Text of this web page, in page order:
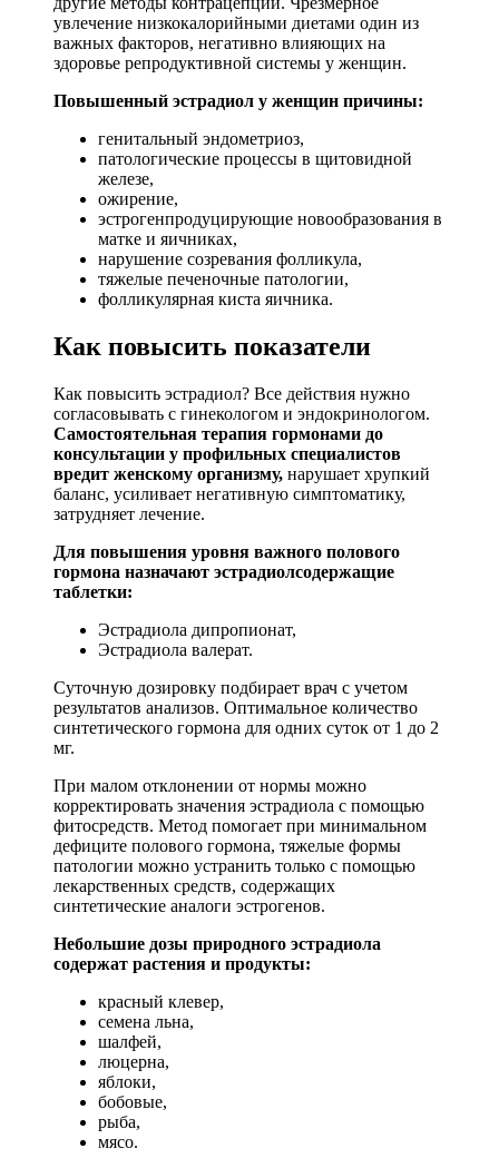
увлечение низкокалорийными диетами один из
важных факторов, негативно влияющих на
здоровье репродуктивной системы у женщин.
Повышенный эстрадиол у женщин причины:
генитальный эндометриоз,
патологические процессы в щитовидной
железе,
ожирение,
эстрогенпродуцирующие новообразования в
матке и яичниках,
нарушение созревания фолликула,
тяжелые печеночные патологии,
фолликулярная киста яичника.
Как повысить показатели
Как повысить эстрадиол? Все действия нужно
согласовывать с гинекологом и эндокринологом.
Самостоятельная терапия гормонами до
консультации у профильных специалистов
вредит женскому организму, нарушает хрупкий
баланс, усиливает негативную симптоматику,
затрудняет лечение.
Для повышения уровня важного полового
гормона назначают эстрадиолсодержащие
таблетки:
Эстрадиола дипропионат,
Эстрадиола валерат.
Суточную дозировку подбирает врач с учетом
результатов анализов. Оптимальное количество
синтетического гормона для одних суток от 1 до 2
мг.
При малом отклонении от нормы можно
корректировать значения эстрадиола с помощью
фитосредств. Метод помогает при минимальном
дефиците полового гормона, тяжелые формы
патологии можно устранить только с помощью
лекарственных средств, содержащих
синтетические аналоги эстрогенов.
Небольшие дозы природного эстрадиола
содержат растения и продукты:
красный клевер,
семена льна,
шалфей,
люцерна,
яблоки,
бобовые,
рыба,
мясо.